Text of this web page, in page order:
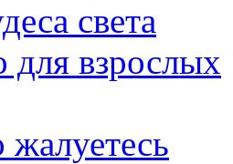
света
для взрослых
жалуетесь